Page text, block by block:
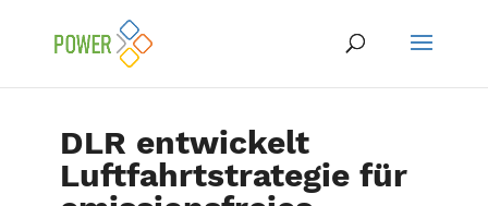
DLR entwickelt
Luftfahrtstrategie für